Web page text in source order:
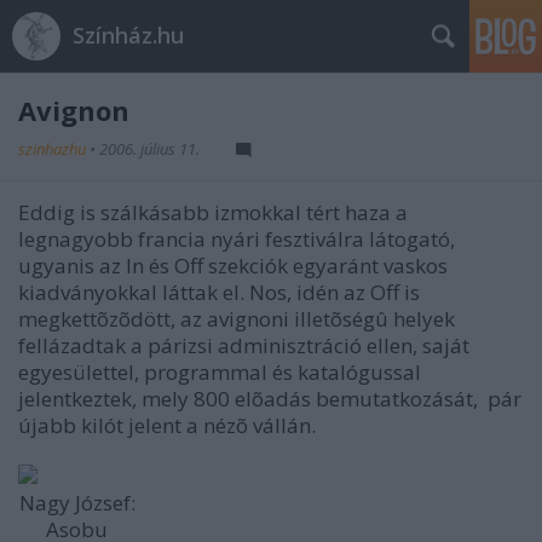
Színház.hu
Avignon
szinhazhu • 2006. július 11.
Eddig is szálkásabb izmokkal tért haza a
legnagyobb francia nyári fesztiválra látogató,
ugyanis az In és Off szekciók egyaránt vaskos
kiadványokkal láttak el. Nos, idén az Off is
megkettõzõdött, az avignoni illetõségû helyek
fellázadtak a párizsi adminisztráció ellen, saját
egyesülettel, programmal és katalógussal
jelentkeztek, mely 800 elõadás bemutatkozását, pár
újabb kilót jelent a nézõ vállán.
Nagy József:
Asobu